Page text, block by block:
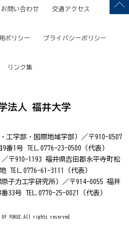
お問い合わせ 交通アクセス
ポリシー プライバシーポリシー
リンク集
法人 福井大学
工学部・国際地域学部）／〒910-8507
番1号 TEL.0776-23-0500（代表）
〒910-1193 福井県吉田郡永平寺町松
TEL.0776-61-3111（代表）
子力工学研究所）／〒914-0055 福井
33号 TEL.0770-25-0021（代表）
OF FUKUI.All rights reserved.